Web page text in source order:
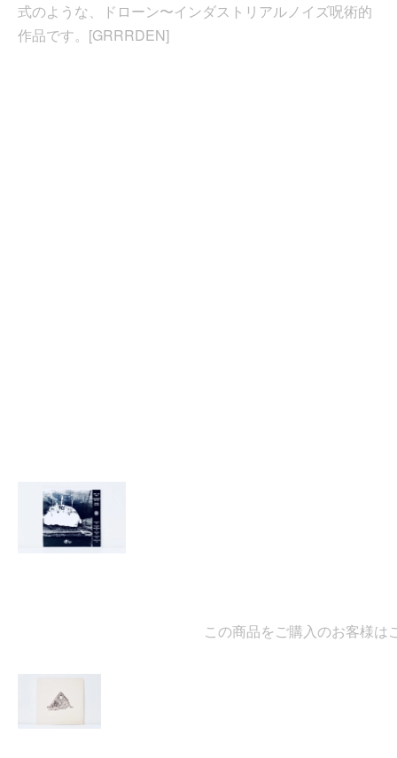
式のような、ドローン〜インダストリアルノイズ呪術的
作品です。[GRRRDEN]
この商品をご購入のお客様は